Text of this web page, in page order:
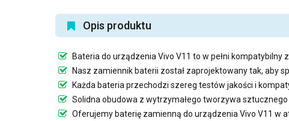
Opis produktu
Bateria do urządzenia Vivo V11 to w pełni kompatybilny
Nasz zamiennik baterii został zaprojektowany tak, aby
Każda bateria przechodzi szereg testów jakości i
Solidna obudowa z wytrzymałego tworzywa
Oferujemy baterię zamienną do urządzenia Vivo V11 w